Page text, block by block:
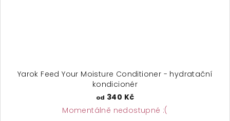
Yarok Feed Your Moisture Conditioner - hydratační
kondicionér
od 340 Kč
Momentálně nedostupné :(